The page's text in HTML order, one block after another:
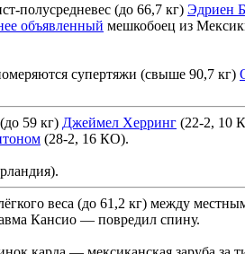
полусредневес (до 66,7 кг) Эдриен
объявленный мешкобоец из
супертяжи (свыше 90,7 кг)
59 кг) Джеймел Херринг (22-2, 10
(28-2, 16 КО).
веса (до 61,2 кг) между
Кансио — повредил спину.